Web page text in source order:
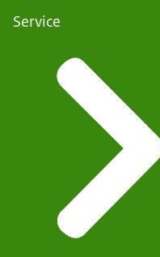
Service